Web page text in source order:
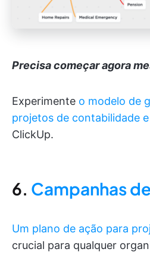
Precisa começar agora
Experimente o modelo de
projetos de contabilidade
ClickUp.
6. Campanhas
Um plano de ação para
crucial para qualquer